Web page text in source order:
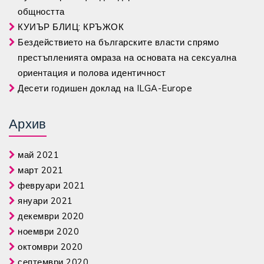
общността
КУИЪР БЛИЦ: КРЪЖОК
Бездействието на българските власти спрямо
престъпленията омраза на основата на сексуална
ориентация и полова идентичност
Десети годишен доклад на ILGA-Europe
Архив
май 2021
март 2021
февруари 2021
януари 2021
декември 2020
ноември 2020
октомври 2020